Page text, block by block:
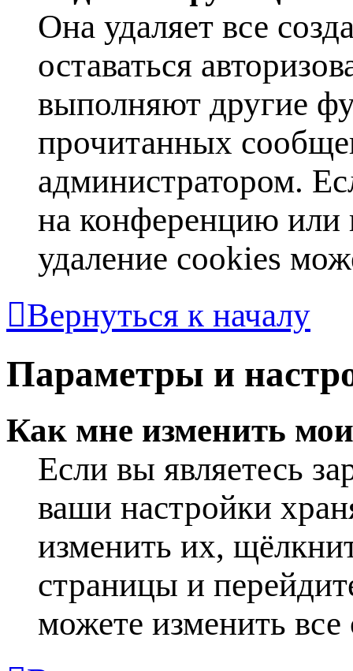
Она удаляет все
оставаться
выполняют другие
прочитанных
администратором.
на конференцию или
удаление cookies
Вернуться к началу
Параметры и
Как мне изменить
Если вы являетесь
ваши настройки
изменить их,
страницы и
можете изменить